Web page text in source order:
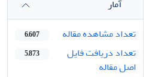
آمار
تعداد مشاهده مقاله
6,607
تعداد دریافت فایل
اصل مقاله
5,873